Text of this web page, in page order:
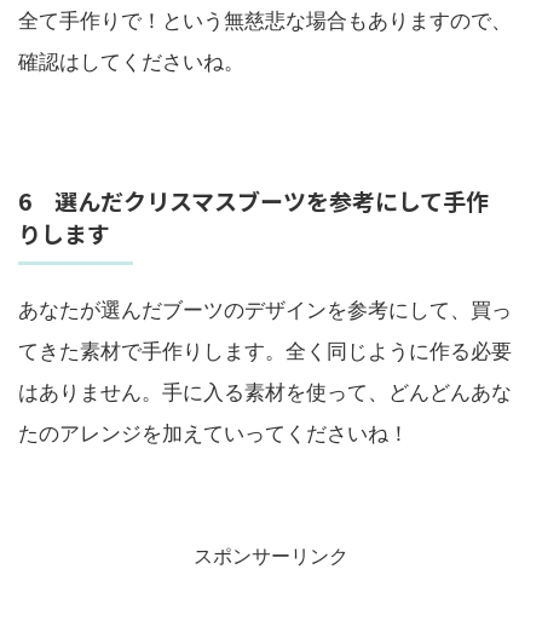
全て手作りで！という無慈悲な場合もありますので、
確認はしてくださいね。
6 選んだクリスマスブーツを参考にして手作
りします
あなたが選んだブーツのデザインを参考にして、買っ
てきた素材で手作りします。全く同じように作る必要
はありません。手に入る素材を使って、どんどんあな
たのアレンジを加えていってくださいね！
スポンサーリンク